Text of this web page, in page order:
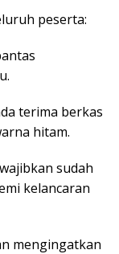
peserta:
terima berkas
hitam.
sudah
kelancaran
mengingatkan